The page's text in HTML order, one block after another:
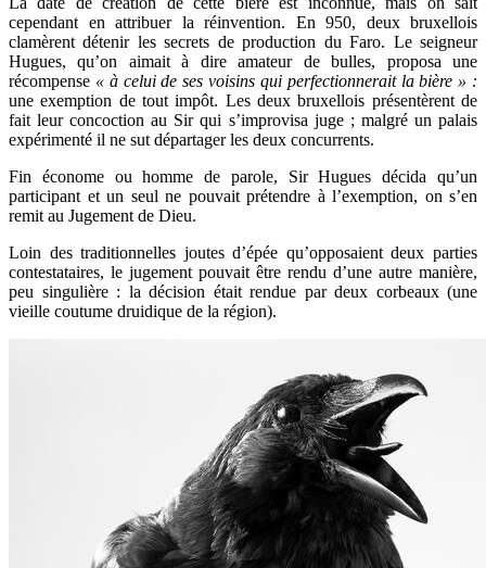
cependant en attribuer la réinvention. En 950, deux bruxellois
clamèrent détenir les secrets de production du Faro. Le seigneur
Hugues, qu’on aimait à dire amateur de bulles, proposa une
récompense « à celui de ses voisins qui perfectionnerait la bière » :
une exemption de tout impôt. Les deux bruxellois présentèrent de
fait leur concoction au Sir qui s’improvisa juge ; malgré un palais
expérimenté il ne sut départager les deux concurrents.
Fin économe ou homme de parole, Sir Hugues décida qu’un
participant et un seul ne pouvait prétendre à l’exemption, on s’en
remit au Jugement de Dieu.
Loin des traditionnelles joutes d’épée qu’opposaient deux parties
contestataires, le jugement pouvait être rendu d’une autre manière,
peu singulière : la décision était rendue par deux corbeaux (une
vieille coutume druidique de la région).